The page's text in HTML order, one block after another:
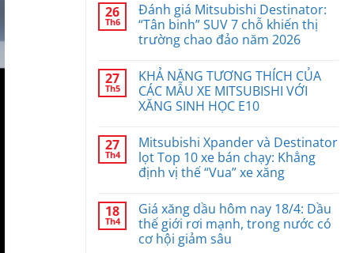
26
Th6
Đánh giá Mitsubishi Destinator:
“Tân binh” SUV 7 chỗ khiến thị
trường chao đảo năm 2026
27
Th5
KHẢ NĂNG TƯƠNG THÍCH CỦA
CÁC MẪU XE MITSUBISHI VỚI
XĂNG SINH HỌC E10
27
Th4
Mitsubishi Xpander và Destinator
lọt Top 10 xe bán chạy: Khẳng
định vị thế “Vua” xe xăng
18
Th4
Giá xăng dầu hôm nay 18/4: Dầu
thế giới rơi mạnh, trong nước có
cơ hội giảm sâu